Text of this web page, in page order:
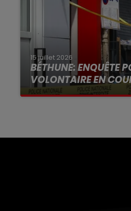
15 juillet 2026
BÉTHUNE: ENQUÊTE
VOLONTAIRE EN
Selon les premiers